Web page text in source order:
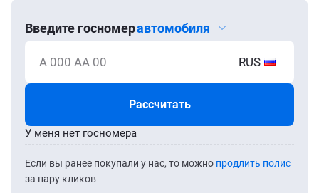
Введите госномеравтомобиля
А 000 АА 00 RUS
Рассчитать
Если вы ранее покупали у нас, то можно продлить полис
за пару кликов
У меня нет госномера